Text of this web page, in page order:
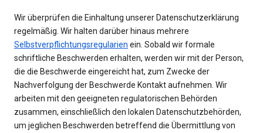
Wir überprüfen die Einhaltung unserer Datenschutzerklärung
regelmäßig. Wir halten darüber hinaus mehrere
Selbstverpflichtungsregularien ein. Sobald wir formale
schriftliche Beschwerden erhalten, werden wir mit der Person,
die die Beschwerde eingereicht hat, zum Zwecke der
Nachverfolgung der Beschwerde Kontakt aufnehmen. Wir
arbeiten mit den geeigneten regulatorischen Behörden
zusammen, einschließlich den lokalen Datenschutzbehörden,
um jeglichen Beschwerden betreffend die Übermittlung von